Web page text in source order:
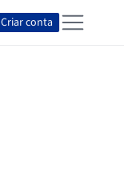
Criar conta